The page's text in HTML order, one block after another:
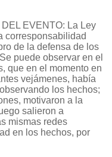
EVENTO: La Ley
corresponsabilidad
de la defensa de los
puede observar en el
que en el momento en
vejámenes, había
los hechos;
motivaron a la
salieron a
mismas redes
en los hechos, por